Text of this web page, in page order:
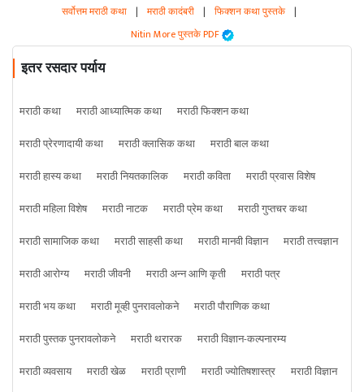
सर्वोत्तम मराठी कथा | मराठी कादंबरी | फिक्शन कथा पुस्तके |
Nitin More पुस्तके PDF
इतर रसदार पर्याय
मराठी कथा मराठी आध्यात्मिक कथा
मराठी फिक्शन कथा
मराठी प्रेरणादायी कथा
मराठी क्लासिक कथा
मराठी बाल कथा
मराठी हास्य कथा
मराठी नियतकालिक मराठी कविता
मराठी प्रवास विशेष
मराठी महिला विशेष
मराठी नाटक मराठी प्रेम कथा
मराठी गुप्तचर कथा
मराठी सामाजिक कथा
मराठी साहसी कथा मराठी मानवी विज्ञान
मराठी तत्त्वज्ञान
मराठी आरोग्य
मराठी जीवनी मराठी अन्न आणि कृती
मराठी पत्र
मराठी भय कथा
मराठी मूव्ही पुनरावलोकने
मराठी पौराणिक कथा
मराठी पुस्तक पुनरावलोकने
मराठी थरारक
मराठी विज्ञान-कल्पनारम्य
मराठी व्यवसाय
मराठी खेळ मराठी प्राणी मराठी ज्योतिषशास्त्र
मराठी विज्ञान